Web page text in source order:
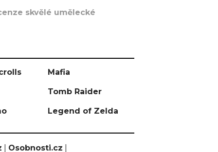
skvělé umělecké
Mafia
Tomb Raider
Legend of Zelda
Osobnosti.cz